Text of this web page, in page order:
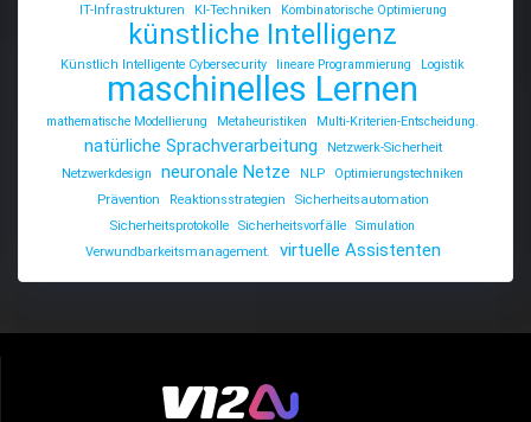
IT-Infrastrukturen
KI-Techniken Kombinatorische Optimierung
künstliche Intelligenz
Künstlich Intelligente Cybersecurity lineare Programmierung Logistik
maschinelles Lernen
mathematische Modellierung Metaheuristiken Multi-Kriterien-Entscheidung.
natürliche Sprachverarbeitung
Netzwerk-Sicherheit
Netzwerkdesign
neuronale Netze NLP
Optimierungstechniken
Prävention
Reaktionsstrategien
Sicherheitsautomation
Sicherheitsprotokolle
Sicherheitsvorfälle
Simulation
Verwundbarkeitsmanagement.
virtuelle Assistenten